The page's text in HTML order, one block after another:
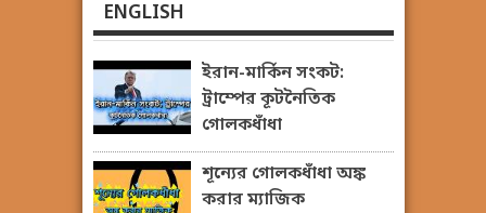
ENGLISH
ইরান-মার্কিন সংকট:
ট্রাম্পের কূটনৈতিক
গোলকধাঁধা
শূন্যের গোলকধাঁধা অঙ্ক
করার ম্যাজিক